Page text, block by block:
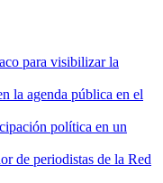
para visibilizar la
la agenda pública en el
política en un
de periodistas de la Red